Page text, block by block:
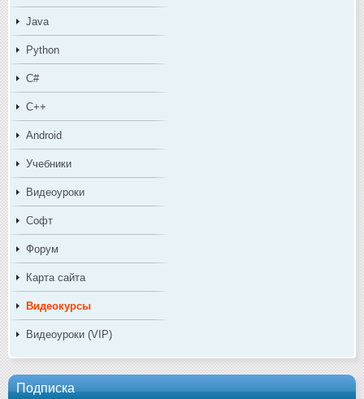
Java
Python
C#
C++
Android
Учебники
Видеоуроки
Софт
Форум
Карта сайта
Видеокурсы
Видеоуроки (VIP)
Подписка